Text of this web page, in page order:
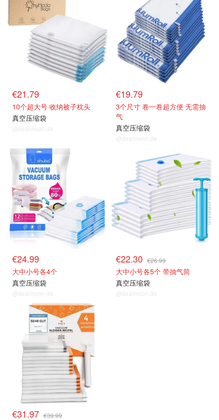
€21.79
10个超大号 收纳被子枕头
真空压缩袋
@dealmoon.de
€19.79
3个尺寸 卷一卷超方便 无需抽
气
真空压缩袋
@dealmoon.de
€24.99
大中小号各4个
真空压缩袋
@dealmoon.de
€22.30 €26.99
大中小号各5个 带抽气筒
真空压缩袋
@dealmoon.de
€31.97 €39.99